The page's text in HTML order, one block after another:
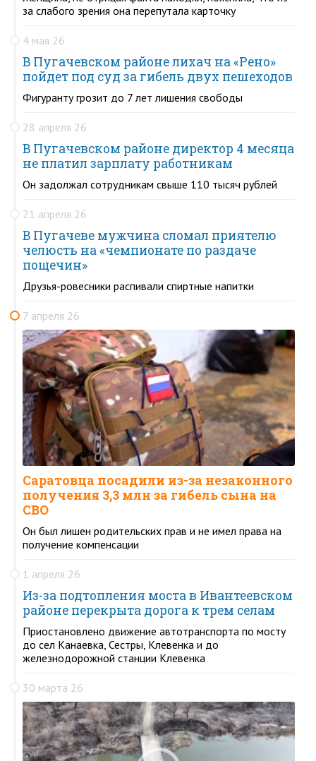
за слабого зрения она перепутала карточку
4 мая 26
В Пугачевском районе лихач на «Рено»
пойдет под суд за гибель двух пешеходов
Фигуранту грозит до 7 лет лишения свободы
28 апреля 26
В Пугачевском районе директор 4 месяца
не платил зарплату работникам
Он задолжал сотрудникам свыше 110 тысяч рублей
21 апреля 26
В Пугачеве мужчина сломал приятелю
челюсть на «чемпионате по раздаче
пощечин»
Друзья-ровесники распивали спиртные напитки
7 апреля 26
Саратовца посадили из-за незаконного
получения 3,3 млн за гибель сына на
СВО
Он был лишен родительских прав и не имел права на
получение компенсации
1 апреля 26
Из-за подтопления моста в Ивантеевском
районе перекрыта дорога к трем селам
Приостановлено движение автотранспорта по мосту
до сел Канаевка, Сестры, Клевенка и до
железнодорожной станции Клевенка
30 марта 26